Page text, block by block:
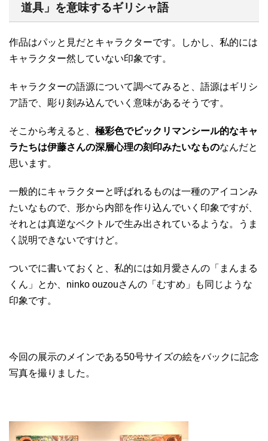
道具」を意味するギリシャ語
作品はパッと見だとキャラクターです。しかし、私的には
キャラクター然していない印象です。
キャラクターの語源について調べてみると、語源はギリシ
ア語で、彫り刻み込んでいく意味があるそうです。
そこから考えると、 極彩色でビックリマンシール的なキャ
ラたちは伊藤さんの深層心理の刻印みたいなものなんだと
思います。
一般的にキャラクターと呼ばれるものは一種のアイコンみ
たいなもので、形から内部を作り込んでいく印象ですが、
それとは真逆なベクトルで生み出されているような。うま
く説明できないですけど。
ついでに書いておくと、私的には如月愛さんの「まんまる
くん」とか、ninko ouzouさんの「むすめ」も同じような
印象です。
今回の展示のメインである50号サイズの絵をバックに記念
写真を撮りました。